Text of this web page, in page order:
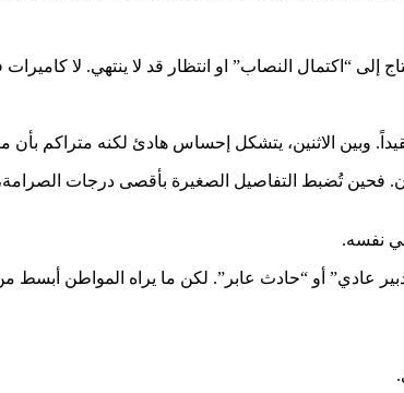
“اكتمال النصاب” او انتظار قد لا ينتهي. لا كاميرات
الاثنين، يتشكل إحساس هادئ لكنه متراكم بأن
فحين تُضبط التفاصيل الصغيرة بأقصى درجات
نفسه.
عادي” أو “حادث عابر”. لكن ما يراه المواطن أبسط